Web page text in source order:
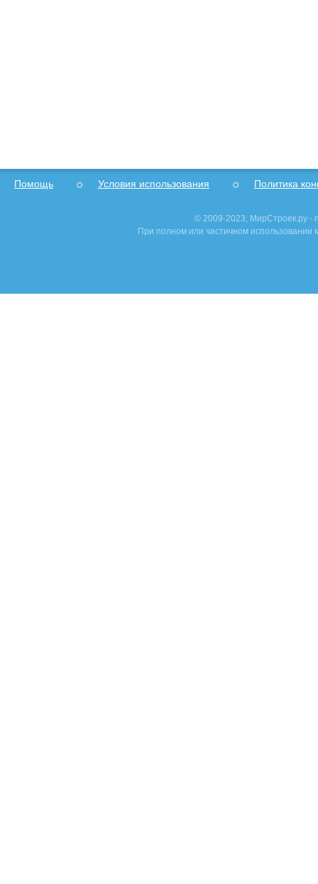
Помощь Условия использования Политика
© 2009-2023, МирСтроек.ру -
При полном или частичном использовании